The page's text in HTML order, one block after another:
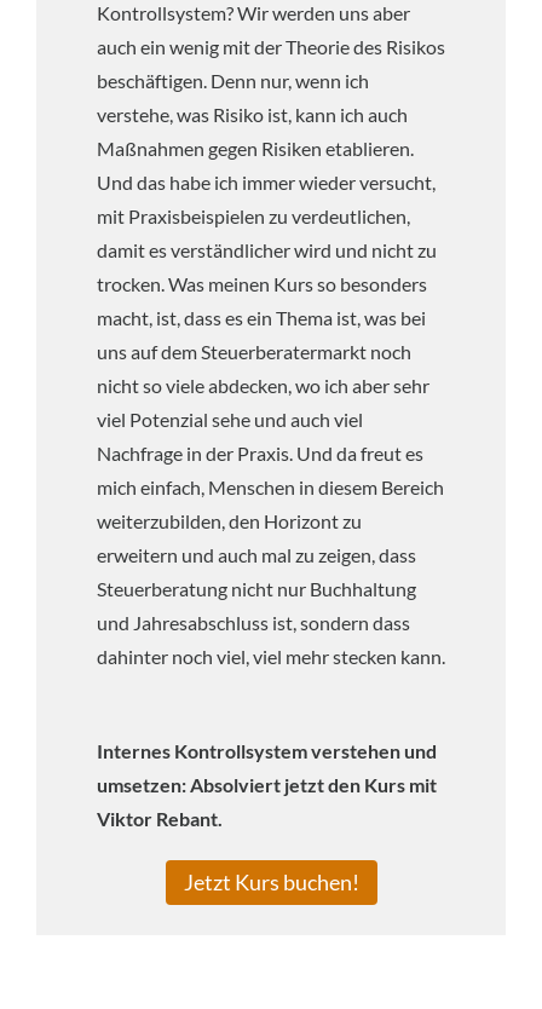
Kontrollsystem? Wir werden uns aber
auch ein wenig mit der Theorie des Risikos
beschäftigen. Denn nur, wenn ich
verstehe, was Risiko ist, kann ich auch
Maßnahmen gegen Risiken etablieren.
Und das habe ich immer wieder versucht,
mit Praxisbeispielen zu verdeutlichen,
damit es verständlicher wird und nicht zu
trocken. Was meinen Kurs so besonders
macht, ist, dass es ein Thema ist, was bei
uns auf dem Steuerberatermarkt noch
nicht so viele abdecken, wo ich aber sehr
viel Potenzial sehe und auch viel
Nachfrage in der Praxis. Und da freut es
mich einfach, Menschen in diesem Bereich
weiterzubilden, den Horizont zu
erweitern und auch mal zu zeigen, dass
Steuerberatung nicht nur Buchhaltung
und Jahresabschluss ist, sondern dass
dahinter noch viel, viel mehr stecken kann.
Internes Kontrollsystem verstehen und
umsetzen: Absolviert jetzt den Kurs mit
Viktor Rebant.
Jetzt Kurs buchen!